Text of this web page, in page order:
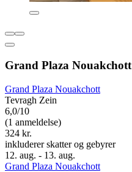
Grand Plaza Nouakchott
Grand Plaza Nouakchott
Tevragh Zein
6,0/10
(1 anmeldelse)
324 kr.
inkluderer skatter og gebyrer
12. aug. - 13. aug.
Grand Plaza Nouakchott